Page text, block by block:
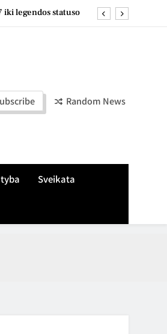
iki legendos statuso
kasdienai
ir šeimos įpročius
legendos statuso
langų tipams
patarimai kasdienai
Random News
Sveikata